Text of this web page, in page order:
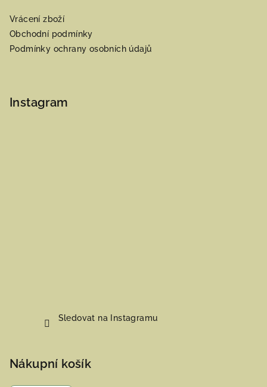
Vrácení zboží
Obchodní podmínky
Podmínky ochrany osobních údajů
Instagram
Sledovat na Instagramu
Nákupní košík